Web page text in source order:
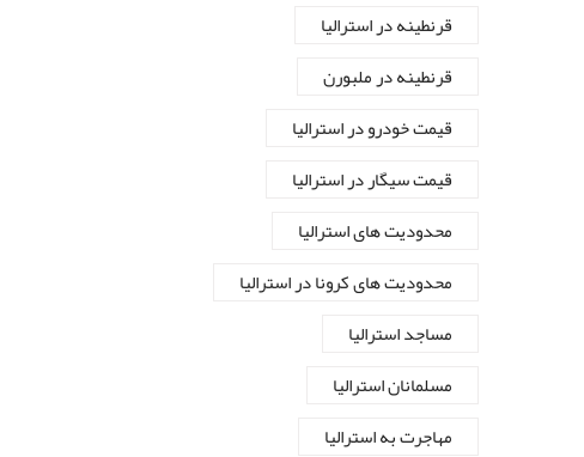
قرنطینه در استرالیا
قرنطینه در ملبورن
قیمت خودرو در استرالیا
قیمت سیگار در استرالیا
محدودیت های استرالیا
محدودیت های کرونا در استرالیا
مساجد استرالیا
مسلمانان استرالیا
مهاجرت به استرالیا